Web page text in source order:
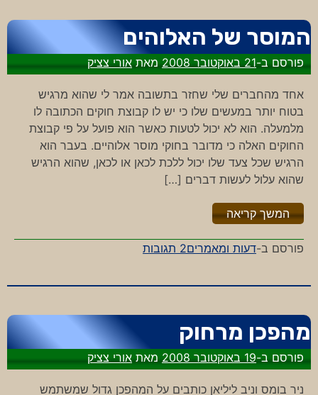
הגוגל
המוסר של האלוהים
פורסם ב-21 באוקטובר 2008 מאתאורי צציק
אחד מהחברים שלי שחזר בתשובה אמר לי שהוא מרגיש
בטוח יותר במעשים שלו כי יש לו קבוצת חוקים הכתובה לו
מלמעלה. הוא לא יכול לטעות כאשר הוא פועל על פי קבוצת
החוקים האלה כי מדובר בחוקי מוסר אלוהיים. בעבר הוא
הרגיש שכל צעד שלו יכול ללכת לכאן או לכאן, שהוא הרגיש
שהוא עלול לעשות דברים […]
המשך קריאה"%s"
פורסם ב-דעות ומאמרים2 תגובות
על
של
מהפכן מרחוק
פורסם ב-19 באוקטובר 2008 מאתאורי צציק
ניר בומס וניב ליליאן כותבים על המהפכן גדול שמשתמש